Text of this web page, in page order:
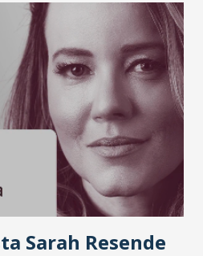
Sarah Resende